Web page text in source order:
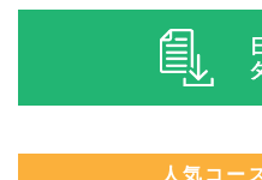
人気コー